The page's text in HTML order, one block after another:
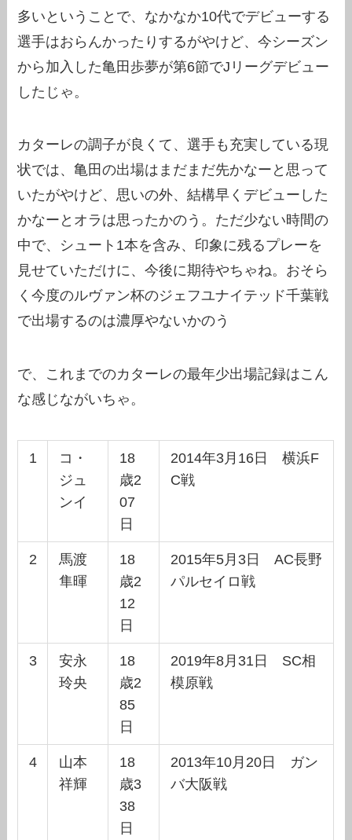
多いということで、なかなか10代でデビューする
選手はおらんかったりするがやけど、今シーズン
から加入した亀田歩夢が第6節でJリーグデビュー
したじゃ。
カターレの調子が良くて、選手も充実している現
状では、亀田の出場はまだまだ先かなーと思って
いたがやけど、思いの外、結構早くデビューした
かなーとオラは思ったかのう。ただ少ない時間の
中で、シュート1本を含み、印象に残るプレーを
見せていただけに、今後に期待やちゃね。おそら
く今度のルヴァン杯のジェフユナイテッド千葉戦
で出場するのは濃厚やないかのう
で、これまでのカターレの最年少出場記録はこん
な感じながいちゃ。
1
コ・
ジュ
ンイ
18
歳2
07
日
2014年3月16日 横浜F
C戦
2
馬渡
隼暉
18
歳2
12
日
2015年5月3日 AC長野
パルセイロ戦
3
安永
玲央
18
歳2
85
日
2019年8月31日 SC相
模原戦
4
山本
祥輝
18
歳3
38
日
2013年10月20日 ガン
バ大阪戦